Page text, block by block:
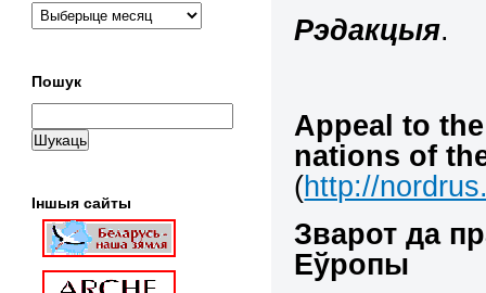
Рэдакцыя.
Appeal to the
nations of
(http://
Зварот да
Еўропы
Пошук
Іншыя сайты